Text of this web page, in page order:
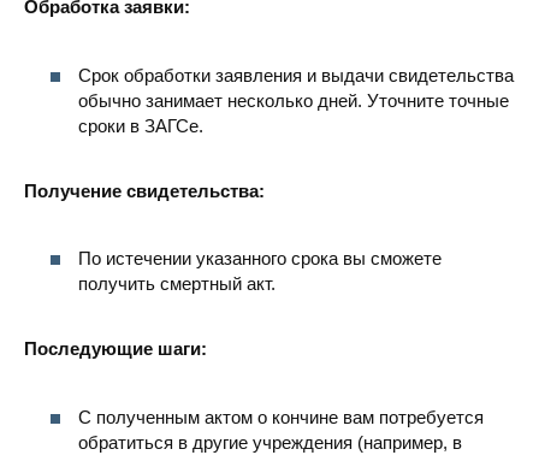
Обработка заявки:
Срок обработки заявления и выдачи свидетельства
обычно занимает несколько дней. Уточните точные
сроки в ЗАГСе.
Получение свидетельства:
По истечении указанного срока вы сможете
получить смертный акт.
Последующие шаги:
С полученным актом о кончине вам потребуется
обратиться в другие учреждения (например, в